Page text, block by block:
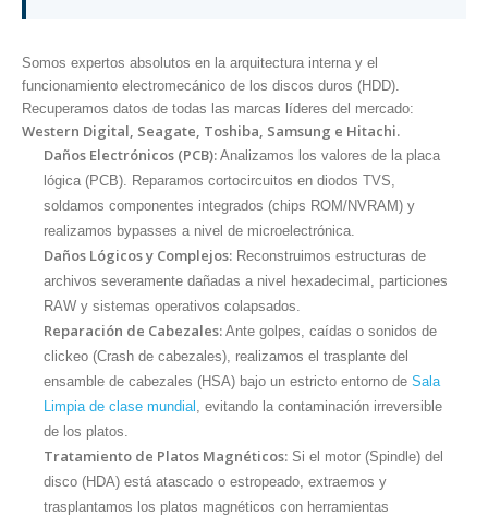
Somos expertos absolutos en la arquitectura interna y el
funcionamiento electromecánico de los discos duros (HDD).
Recuperamos datos de todas las marcas líderes del mercado:
Western Digital, Seagate, Toshiba, Samsung e Hitachi.
Daños Electrónicos (PCB): Analizamos los valores de la placa
lógica (PCB). Reparamos cortocircuitos en diodos TVS,
soldamos componentes integrados (chips ROM/NVRAM) y
realizamos bypasses a nivel de microelectrónica.
Daños Lógicos y Complejos: Reconstruimos estructuras de
archivos severamente dañadas a nivel hexadecimal, particiones
RAW y sistemas operativos colapsados.
Reparación de Cabezales: Ante golpes, caídas o sonidos de
clickeo (Crash de cabezales), realizamos el trasplante del
ensamble de cabezales (HSA) bajo un estricto entorno de Sala
Limpia de clase mundial , evitando la contaminación irreversible
de los platos.
Tratamiento de Platos Magnéticos: Si el motor (Spindle) del
disco (HDA) está atascado o estropeado, extraemos y
trasplantamos los platos magnéticos con herramientas